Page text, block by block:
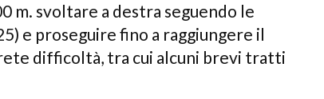
m. svoltare a destra seguendo le
e proseguire fino a raggiungere il
difficoltà, tra cui alcuni brevi tratti